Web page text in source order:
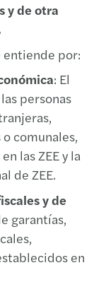
y de otra
entiende por:
: El
personas
comunales,
las ZEE y la
de ZEE.
y de
garantías,
en